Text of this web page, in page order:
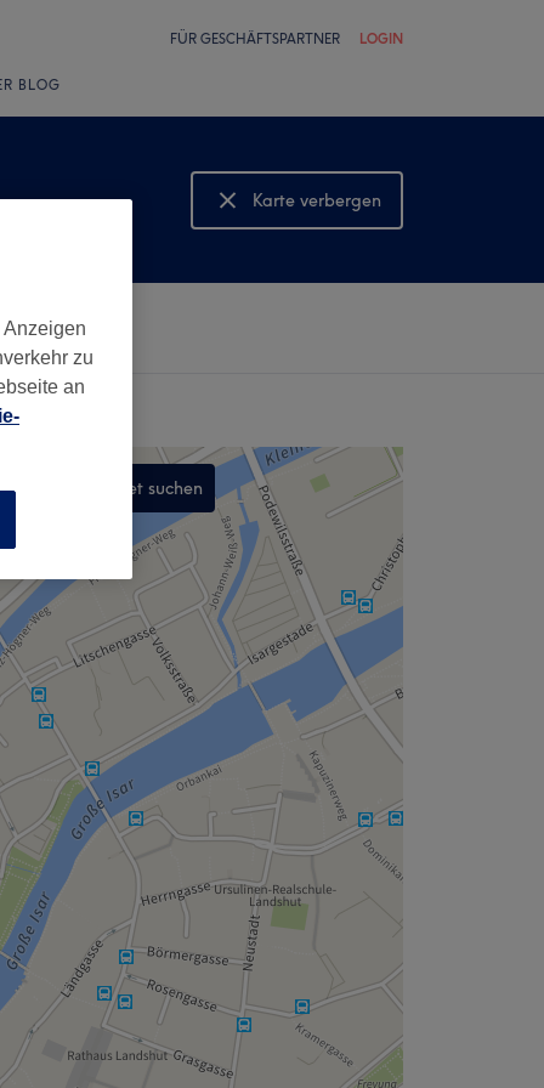
FÜR GESCHÄFTSPARTNER LOGIN
BLOG
Karte verbergen
Karte anzeigen
In diesem Gebiet suchen
zu
an